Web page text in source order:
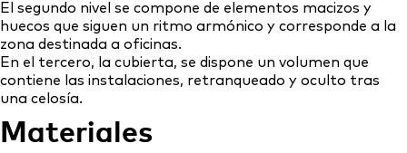
El segundo nivel se compone de elementos macizos y
huecos que siguen un ritmo armónico y corresponde a la
zona destinada a oficinas.
En el tercero, la cubierta, se dispone un volumen que
contiene las instalaciones, retranqueado y oculto tras
una celosía.
Materiales